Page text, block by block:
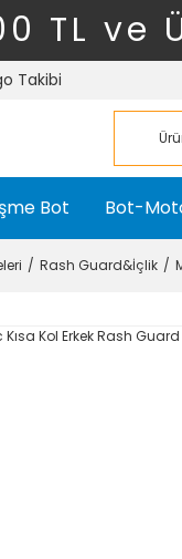
TL ve
Takibi
Bot Bot-
Rash Guard&İçlik